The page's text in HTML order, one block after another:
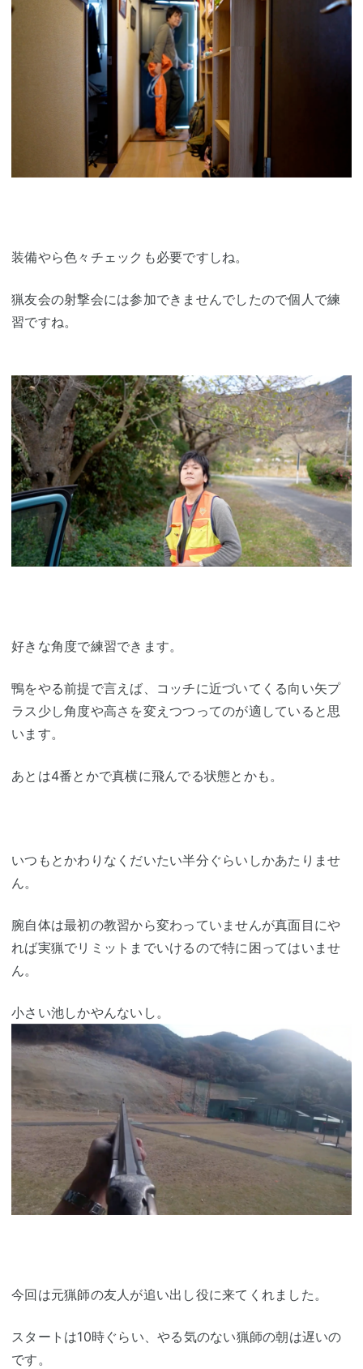
装備やら色々チェックも必要ですしね。
猟友会の射撃会には参加できませんでしたので個人で練
習ですね。
好きな角度で練習できます。
鴨をやる前提で言えば、コッチに近づいてくる向い矢プ
ラス少し角度や高さを変えつつってのが適していると思
います。
あとは4番とかで真横に飛んでる状態とかも。
いつもとかわりなくだいたい半分ぐらいしかあたりませ
ん。
腕自体は最初の教習から変わっていませんが真面目にや
れば実猟でリミットまでいけるので特に困ってはいませ
ん。
小さい池しかやんないし。
今回は元猟師の友人が追い出し役に来てくれました。
スタートは10時ぐらい、やる気のない猟師の朝は遅いの
です。